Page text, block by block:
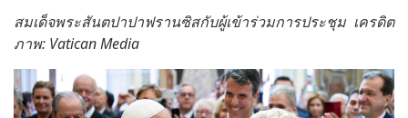
สมเด็จพระสันตปาปาฟรานซิสกับผู้เข้าร่วมการประชุม เครดิต
ภาพ: Vatican Media